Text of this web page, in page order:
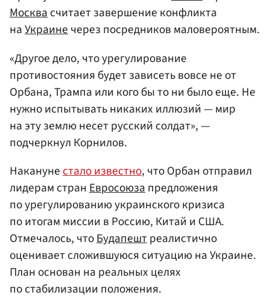
Москвасчитает завершение конфликта
наУкраинечерез посредников маловероятным.
«Другое дело, что урегулирование
противостояния будет зависеть вовсе не от
Орбана, Трампа или кого бы то ни было еще. Не
нужно испытывать никаких иллюзий — мир
на эту землю несет русский солдат», —
подчеркнул Корнилов.
Наканунестало известно, что Орбан отправил
лидерам странЕвросоюзапредложения
по урегулированию украинского кризиса
по итогам миссии в Россию, Китай и США.
Отмечалось, чтоБудапештреалистично
оценивает сложившуюся ситуацию на Украине.
План основан на реальных целях
по стабилизации положения.